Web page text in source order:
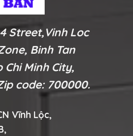
Street,Vinh Loc
Binh Tan
Minh City,
code: 700000.
Vĩnh Lộc,